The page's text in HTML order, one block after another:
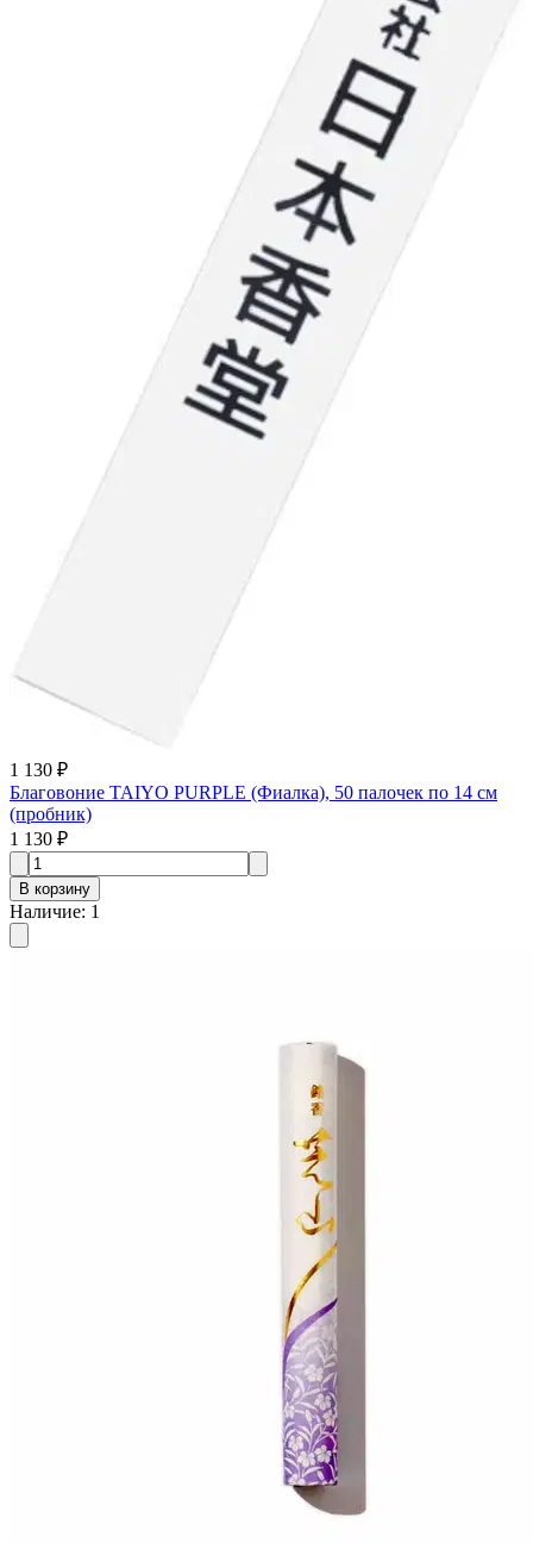
1 130 ₽
Благовоние TAIYO PURPLE (Фиалка), 50 палочек по 14 см
(пробник)
1 130 ₽
В корзину
Наличие: 1